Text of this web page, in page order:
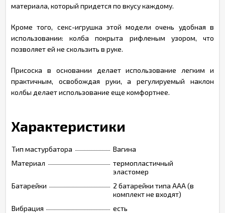
материала, который придется по вкусу каждому.
Кроме того, секс-игрушка этой модели очень удобная в
использовании: колба покрыта рифленым узором, что
позволяет ей не скользить в руке.
Присоска в основании делает использование легким и
практичным, освобождая руки, а регулируемый наклон
колбы делает использование еще комфортнее.
Характеристики
Тип мастурбатора
Вагина
Материал
термопластичный
эластомер
Батарейки
2 батарейки типа ААА (в
комплект не входят)
Вибрация
есть